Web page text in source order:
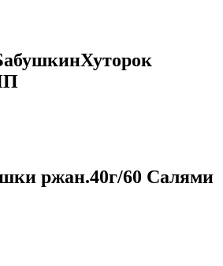
ржан.40г/60 Салями